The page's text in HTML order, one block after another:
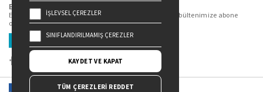
Bizi Takip Edin...
En güncel kitap ve etkinliklerden haberdar olmak için bültenimize abone
olun.
Üye Ol
İŞLEVSEL ÇEREZLER
SINIFLANDIRILMAMIŞ ÇEREZLER
KAYDET VE KAPAT
TÜM ÇEREZLERİ REDDET